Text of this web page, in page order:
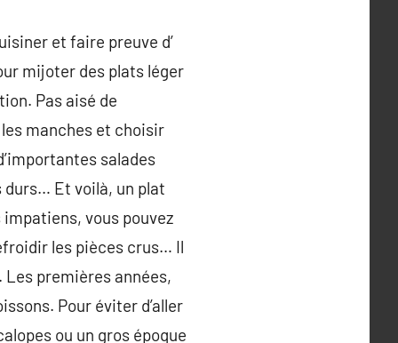
et faire preuve d’
mijoter des plats léger
Pas aisé de
manches et choisir
salades
durs… Et voilà, un plat
vous pouvez
les pièces crus… Il
Les premières années,
Pour éviter d’aller
ou un gros époque